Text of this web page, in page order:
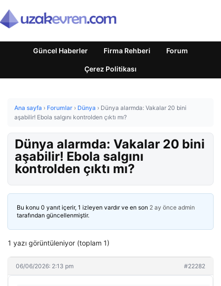
Güncel Haberler Firma Rehberi Forum
Çerez Politikası
Ana sayfa › Forumlar › Dünya › Dünya alarmda: Vakalar 20 bini
aşabilir! Ebola salgını kontrolden çıktı mı?
Dünya alarmda: Vakalar 20 bini
aşabilir! Ebola salgını
kontrolden çıktı mı?
Bu konu 0 yanıt içerir, 1 izleyen vardır ve en son 2 ay önce admin
tarafından güncellenmiştir.
1 yazı görüntüleniyor (toplam 1)
06/06/2026: 2:13 pm #22282